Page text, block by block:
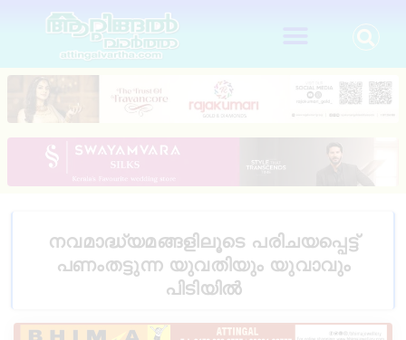
നവമാദ്ധ്യമങ്ങളിലൂടെ പരിചയപ്പെട്ട്
പണംതട്ടുന്ന യുവതിയും യുവാവും
പിടിയിൽ